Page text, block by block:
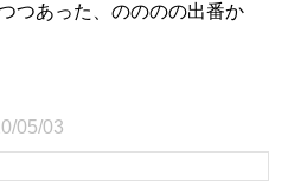
つあった、のののの出番か
05/03